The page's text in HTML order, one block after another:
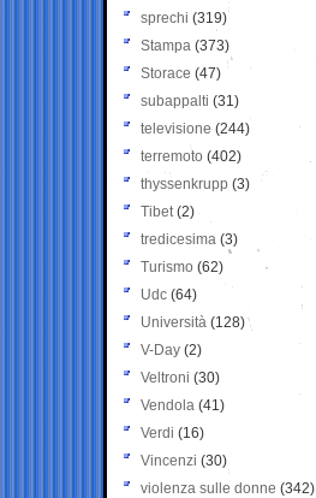
sprechi (319)
Stampa (373)
Storace (47)
subappalti (31)
televisione(244)
terremoto (402)
thyssenkrupp (3)
Tibet(2)
tredicesima (3)
Turismo (62)
Udc (64)
Università (128)
V-Day (2)
Veltroni (30)
Vendola (41)
Verdi (16)
Vincenzi (30)
violenza sulle donne (342)